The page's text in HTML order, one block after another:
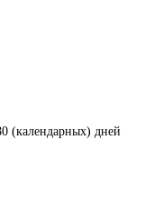
(календарных) дней